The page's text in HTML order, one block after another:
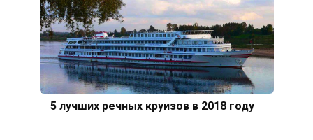
5 лучших речных круизов в 2018 году